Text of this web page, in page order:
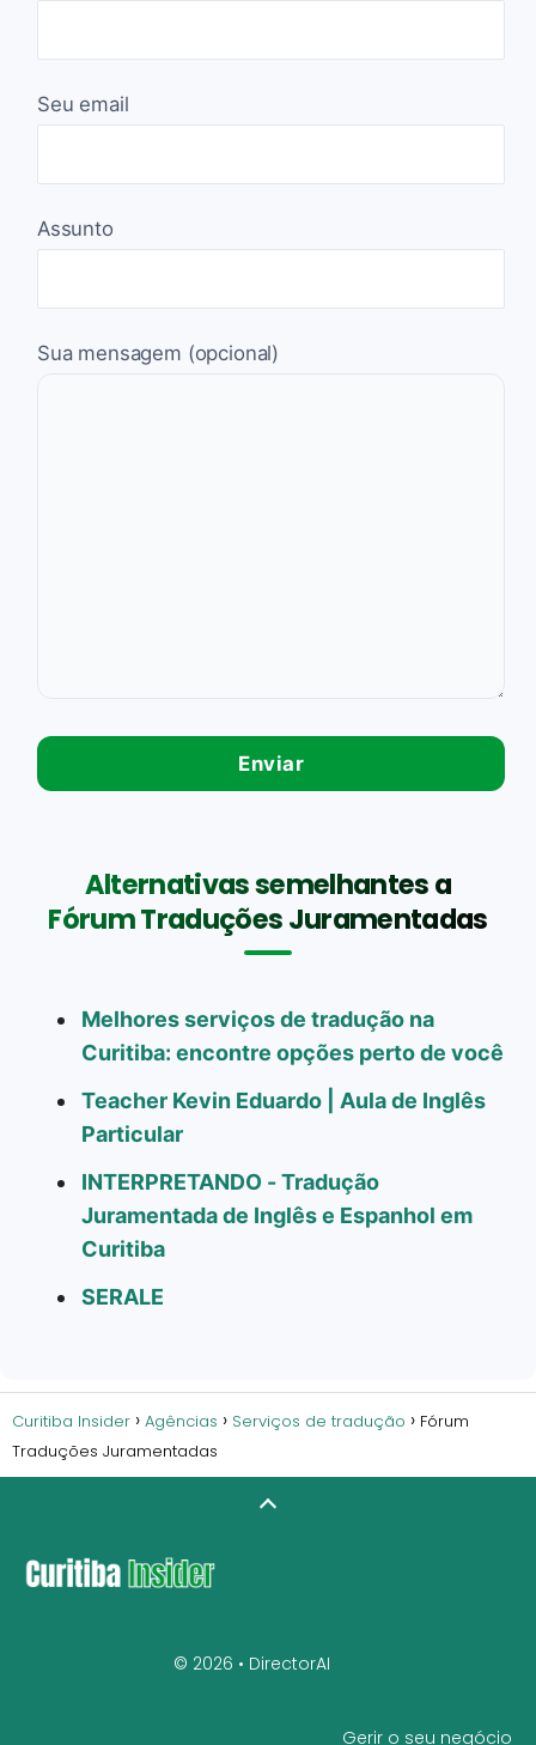
Seu email
Assunto
Sua mensagem (opcional)
Alternativas semelhantes a
Fórum Traduções Juramentadas
Melhores serviços de tradução na
Curitiba: encontre opções perto de você
Teacher Kevin Eduardo | Aula de Inglês
Particular
INTERPRETANDO - Tradução
Juramentada de Inglês e Espanhol em
Curitiba
SERALE
Curitiba Insider Agências Serviços de tradução
Fórum
Traduções Juramentadas
© 2026 • DirectorAI
Gerir o seu negócio